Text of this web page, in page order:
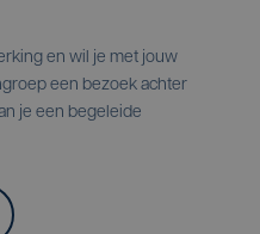
en wil je met jouw
een bezoek achter
je een begeleide